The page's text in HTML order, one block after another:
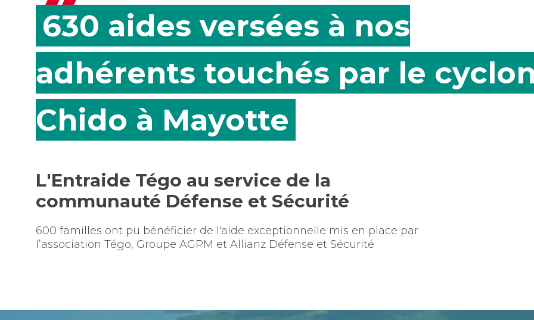
630 aides versées à nos
adhérents touchés par le
Chido à Mayotte
L'Entraide Tégo au service de la
communauté Défense et Sécurité
600 familles ont pu bénéficier de l'aide exceptionnelle mis en place par
l’association Tégo, Groupe AGPM et Allianz Défense et Sécurité